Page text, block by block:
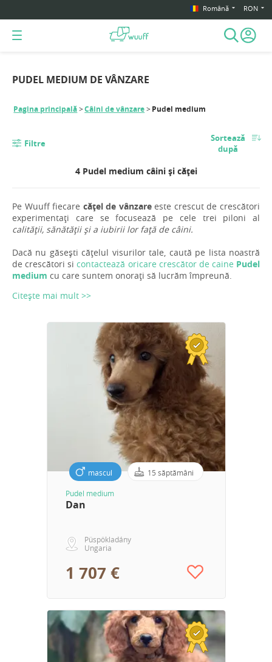
Română RON
PUDEL MEDIUM DE VÂNZARE
Pagina principală Câini de vânzare Pudel medium
Filtre
Sortează
după
4 Pudel medium câini și căței
Pe Wuuff fiecare cățel de vânzareeste crescut de crescători
experimentați care se focusează pe cele trei piloni al
calității, sănătății și a iubirii lor față de câini.
Dacă nu găsești cățelul visurilor tale, caută pe lista noastră
de crescători sicontactează oricare crescător de caine Pudel
medium cu care suntem onorați să lucrăm împreună.
Citește mai mult >>
mascul 15 săptămâni
Pudel medium
Dan
Püspökladány
Ungaria
1 707 €